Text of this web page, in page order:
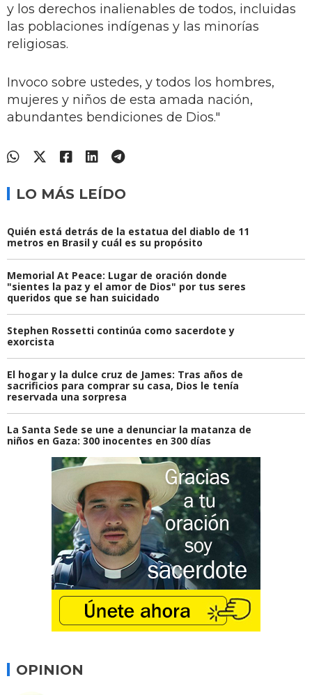
y los derechos inalienables de todos, incluidas
las poblaciones indígenas y las minorías
religiosas.
Invoco sobre ustedes, y todos los hombres,
mujeres y niños de esta amada nación,
abundantes bendiciones de Dios."
LO MÁS LEÍDO
Quién está detrás de la estatua del diablo de 11
metros en Brasil y cuál es su propósito
Memorial At Peace: Lugar de oración donde
"sientes la paz y el amor de Dios" por tus seres
queridos que se han suicidado
Stephen Rossetti continúa como sacerdote y
exorcista
El hogar y la dulce cruz de James: Tras años de
sacrificios para comprar su casa, Dios le tenía
reservada una sorpresa
La Santa Sede se une a denunciar la matanza de
niños en Gaza: 300 inocentes en 300 días
OPINION